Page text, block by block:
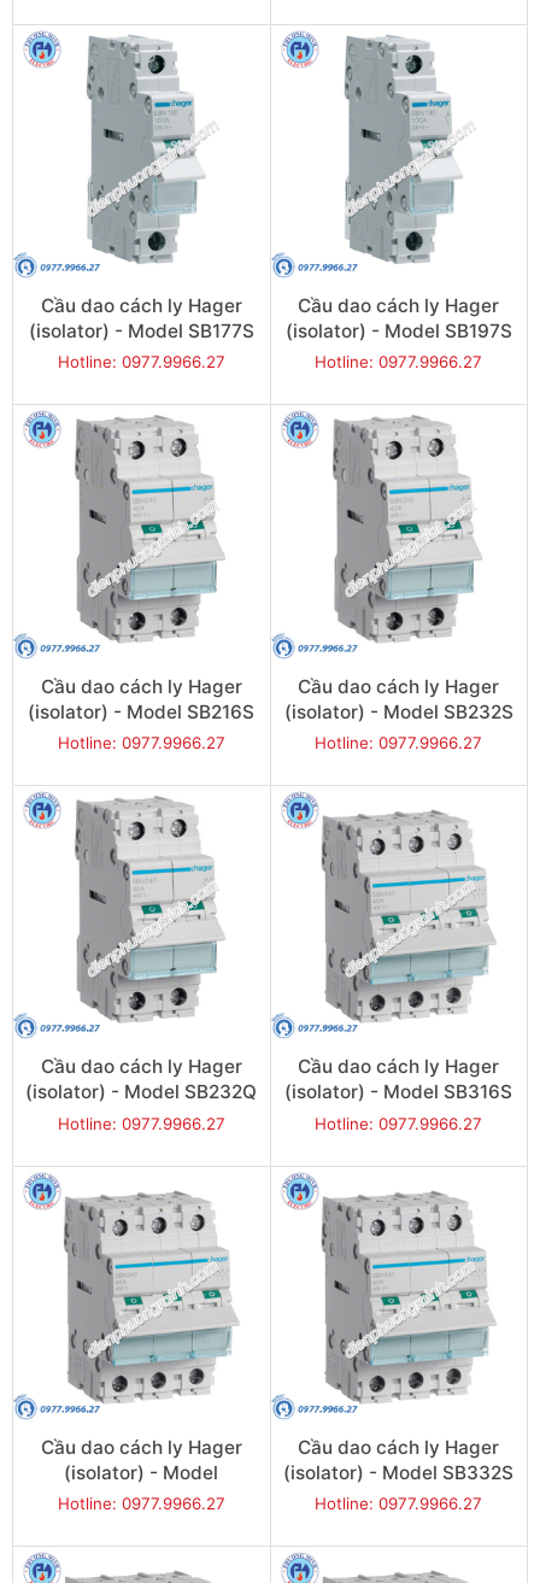
Cầu dao cách ly Hager
(isolator) - Model SB177S
Hotline: 0977.9966.27
Cầu dao cách ly Hager
(isolator) - Model SB197S
Hotline: 0977.9966.27
Cầu dao cách ly Hager
(isolator) - Model SB216S
Hotline: 0977.9966.27
Cầu dao cách ly Hager
(isolator) - Model SB232S
Hotline: 0977.9966.27
Cầu dao cách ly Hager
(isolator) - Model SB232Q
Hotline: 0977.9966.27
Cầu dao cách ly Hager
(isolator) - Model SB316S
Hotline: 0977.9966.27
Cầu dao cách ly Hager
(isolator) - Model
SB332Q
Hotline: 0977.9966.27
Cầu dao cách ly Hager
(isolator) - Model SB332S
Hotline: 0977.9966.27